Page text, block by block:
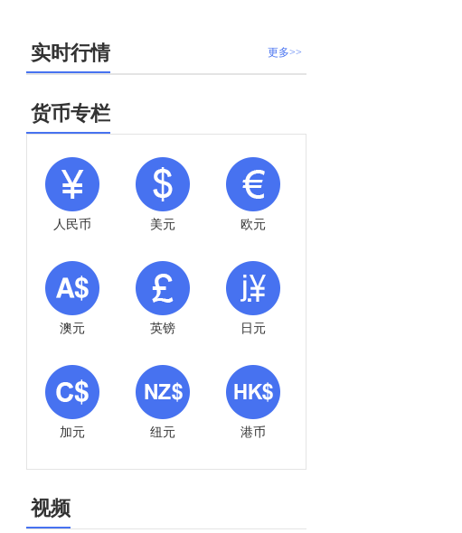
更多>>
实时行情
货币专栏
人民币 美元 欧元
澳元 英镑 日元
加元 纽元 港币
视频